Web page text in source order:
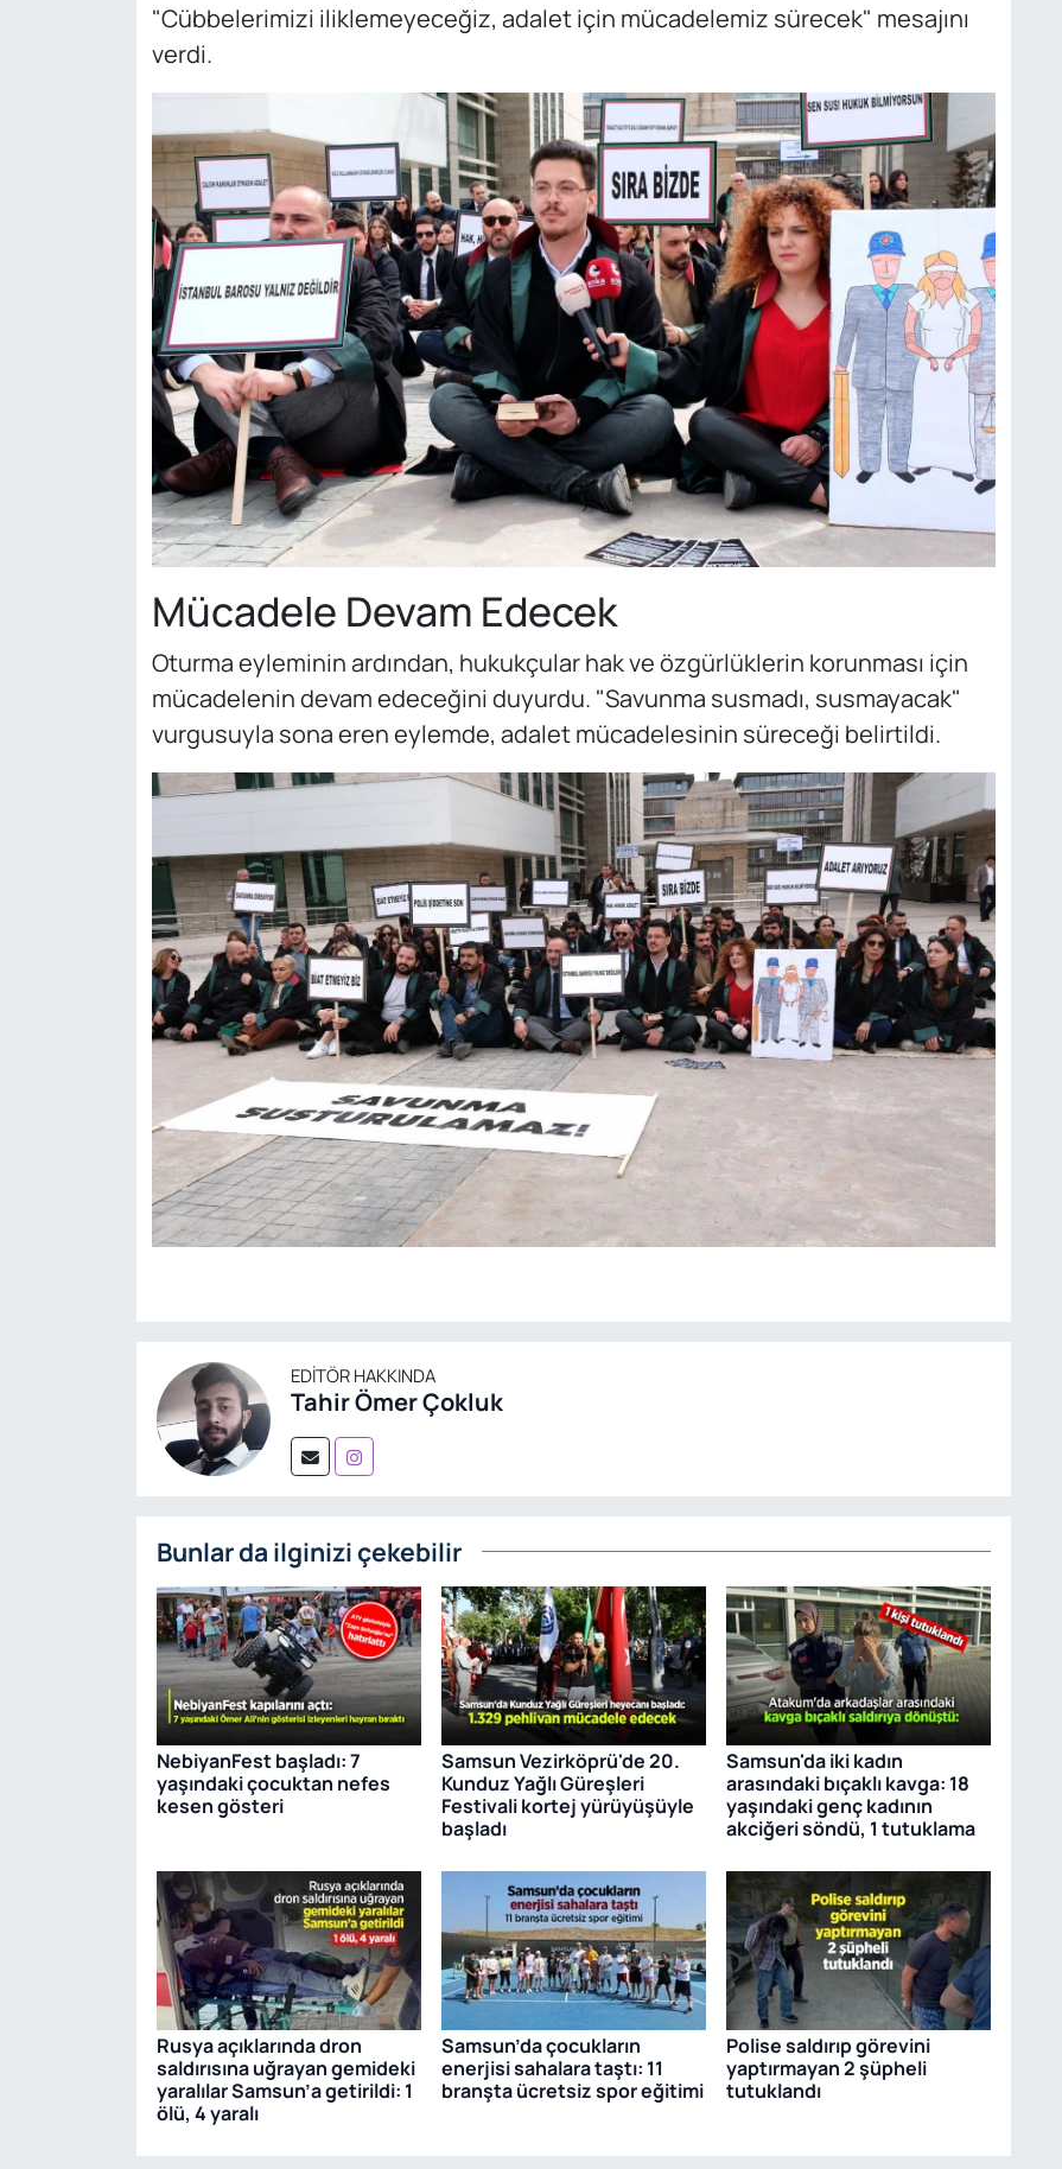
"Cübbelerimizi iliklemeyeceğiz, adalet için mücadelemiz sürecek" mesajını
verdi.
Mücadele Devam Edecek
Oturma eyleminin ardından, hukukçular hak ve özgürlüklerin korunması için
mücadelenin devam edeceğini duyurdu. "Savunma susmadı, susmayacak"
vurgusuyla sona eren eylemde, adalet mücadelesinin süreceği belirtildi.
EDITÖR HAKKINDA
Tahir Ömer Çokluk
Bunlar da ilginizi çekebilir
NebiyanFest başladı: 7
yaşındaki çocuktan nefes
kesen gösteri
Samsun Vezirköprü'de 20.
Kunduz Yağlı Güreşleri
Festivali kortej yürüyüşüyle
başladı
Samsun'da iki kadın
arasındaki bıçaklı kavga: 18
yaşındaki genç kadının
akciğeri söndü, 1 tutuklama
Rusya açıklarında dron
saldırısına uğrayan gemideki
yaralılar Samsun’a getirildi: 1
ölü, 4 yaralı
Samsun’da çocukların
enerjisi sahalara taştı: 11
branşta ücretsiz spor eğitimi
Polise saldırıp görevini
yaptırmayan 2 şüpheli
tutuklandı